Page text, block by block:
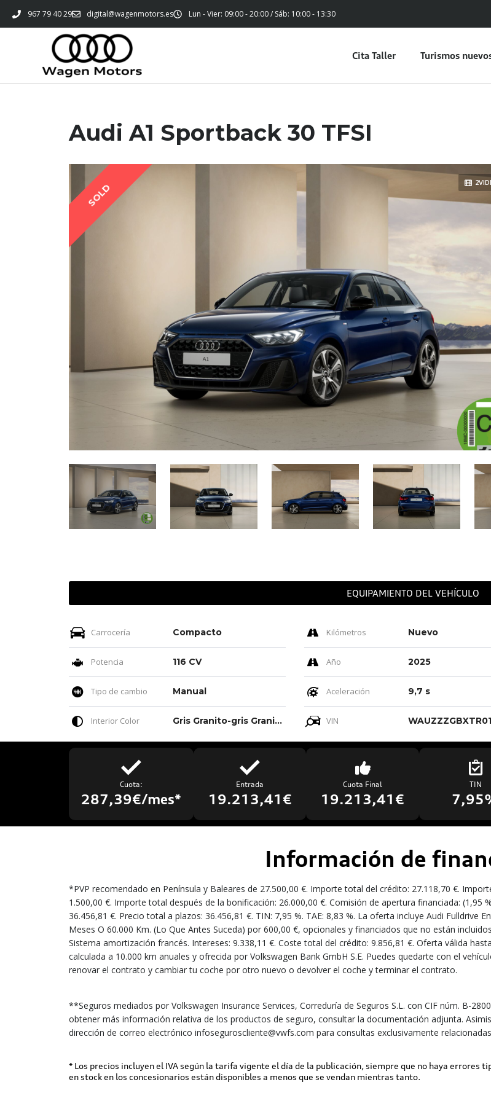
967 79 40 29 digital@wagenmotors.es Lun - Vier: 09:00 - 20:00 / Sáb: 10:00 - 13:30
Cita Taller Turismos
Audi A1 Sportback 30 TFSI
SOLD
EQUIPAMIENTO DEL VEHÍCULO
Carrocería Compacto Kilómetros Nuevo
Potencia 116 CV Año 2025
Tipo de cambio Manual Aceleración 9,7 s
Interior Color Gris Granito-gris Granito-gris Acero/ Negro-negro/negro/gris Titanio VIN
Cuota:
287,39€/mes*
Entrada
19.213,41€
Cuota Final
19.213,41€
TIN
Información de
*PVP recomendado en Península y Baleares de 27.500,00 €. Importe total del crédito: 27.118,70 €.
1.500,00 €. Importe total después de la bonificación: 26.000,00 €. Comisión de apertura financiada: (1,95
36.456,81 €. Precio total a plazos: 36.456,81 €. TIN: 7,95 %. TAE: 8,83 %. La oferta incluye Audi Fulldrive
Meses O 60.000 Km. (Lo Que Antes Suceda) por 600,00 €, opcionales y financiados que no están
Sistema amortización francés. Intereses: 9.338,11 €. Coste total del crédito: 9.856,81 €. Oferta válida
calculada a 10.000 km anuales y ofrecida por Volkswagen Bank GmbH S.E. Puedes quedarte con el
renovar el contrato y cambiar tu coche por otro nuevo o devolver el coche y terminar el contrato.
**Seguros mediados por Volkswagen Insurance Services, Correduría de Seguros S.L. con CIF núm. B-
obtener más información relativa de los productos de seguro, consultar la documentación adjunta.
dirección de correo electrónico infoseguroscliente@vwfs.com para consultas exclusivamente
* Los precios incluyen el IVA según la tarifa vigente el día de la publicación, siempre que no haya errores
en stock en los concesionarios están disponibles a menos que se vendan mientras tanto.